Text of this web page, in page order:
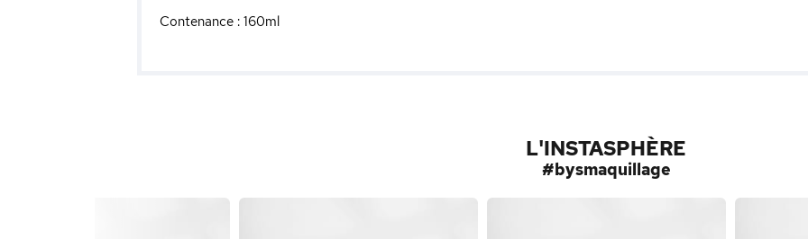
Contenance : 160ml
L'INSTASPHÈRE
#bysmaquillage